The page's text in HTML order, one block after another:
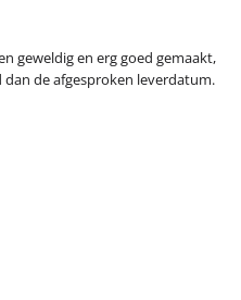
geweldig en erg goed gemaakt,
dan de afgesproken leverdatum.